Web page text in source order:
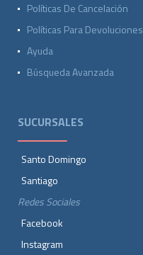
Políticas De Cancelación
Políticas Para Devoluciones
Ayuda
Búsqueda Avanzada
SUCURSALES
Santo Domingo
Santiago
Redes Sociales
Facebook
Instagram